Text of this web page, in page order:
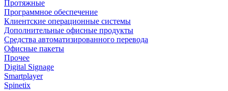
Протяжные
Программное обеспечение
Клиентские операционные системы
Дополнительные офисные продукты
Средства автоматизированного перевода
Офисные пакеты
Прочее
Digital Signage
Smartplayer
Spinetix